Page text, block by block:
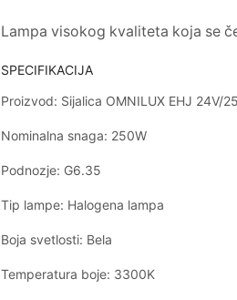
Lampa visokog kvaliteta koja se
SPECIFIKACIJA
Proizvod: Sijalica OMNILUX EHJ 24V/
Nominalna snaga: 250W
Podnozje: G6.35
Tip lampe: Halogena lampa
Boja svetlosti: Bela
Temperatura boje: 3300K